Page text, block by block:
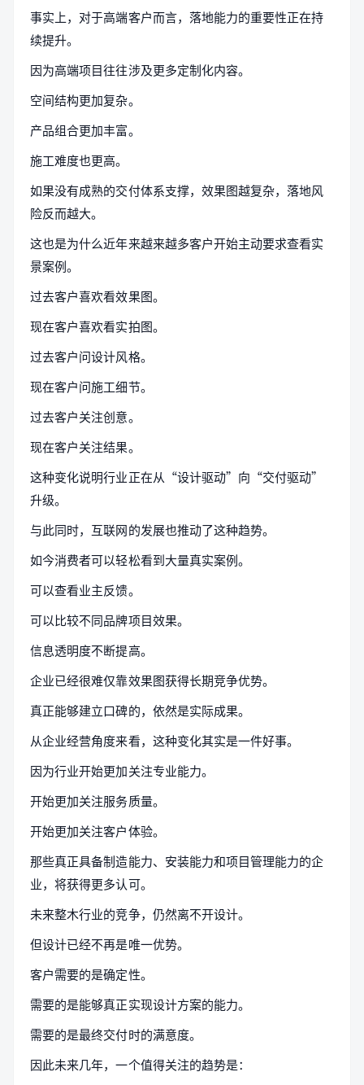
事实上，对于高端客户而言，落地能力的重要性正在持
续提升。
因为高端项目往往涉及更多定制化内容。
空间结构更加复杂。
产品组合更加丰富。
施工难度也更高。
如果没有成熟的交付体系支撑，效果图越复杂，落地风
险反而越大。
这也是为什么近年来越来越多客户开始主动要求查看实
景案例。
过去客户喜欢看效果图。
现在客户喜欢看实拍图。
过去客户问设计风格。
现在客户问施工细节。
过去客户关注创意。
现在客户关注结果。
这种变化说明行业正在从“设计驱动”向“交付驱动”
升级。
与此同时，互联网的发展也推动了这种趋势。
如今消费者可以轻松看到大量真实案例。
可以查看业主反馈。
可以比较不同品牌项目效果。
信息透明度不断提高。
企业已经很难仅靠效果图获得长期竞争优势。
真正能够建立口碑的，依然是实际成果。
从企业经营角度来看，这种变化其实是一件好事。
因为行业开始更加关注专业能力。
开始更加关注服务质量。
开始更加关注客户体验。
那些真正具备制造能力、安装能力和项目管理能力的企
业，将获得更多认可。
未来整木行业的竞争，仍然离不开设计。
但设计已经不再是唯一优势。
客户需要的是确定性。
需要的是能够真正实现设计方案的能力。
需要的是最终交付时的满意度。
因此未来几年，一个值得关注的趋势是：